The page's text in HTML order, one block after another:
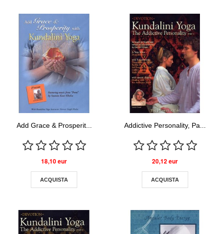
Add Grace & Prosperit...
18,10 eur
ACQUISTA
Addictive Personality, Pa...
20,12 eur
ACQUISTA